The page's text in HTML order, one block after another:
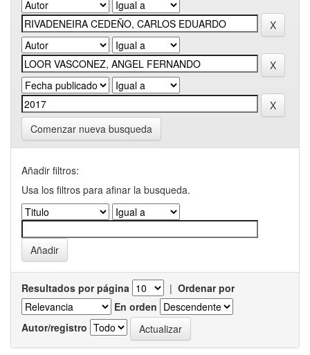
Comenzar nueva busqueda
Añadir filtros:
Usa los filtros para afinar la busqueda.
Resultados por página | Ordenar por
En orden
Autor/registro